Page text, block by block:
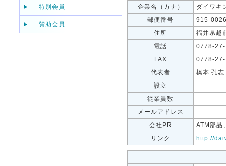
特別会員
賛助会員
企業名（カナ）
ダイワキ
郵便番号
915-
住所
福井県越
電話
0778-
FAX
0778-
代表者
橋本 孔志
設立
従業員数
メールアドレス
会社PR
ATM部品
リンク
http://